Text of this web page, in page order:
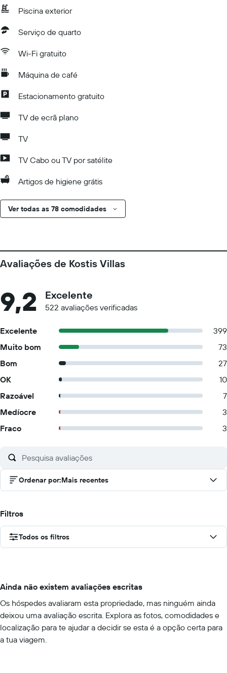
Piscina exterior
Serviço de quarto
Wi-Fi gratuito
Máquina de café
Estacionamento gratuito
TV de ecrã plano
TV
TV Cabo ou TV por satélite
Artigos de higiene grátis
Ver todas as 78 comodidades
Avaliações de Kostis Villas
9,2 Excelente
522 avaliações verificadas
Excelente
399
Muito bom
73
Bom
27
OK
10
Razoável
7
Medíocre
3
Fraco
3
Ordenar por:Mais recentes
Filtros
Todos os filtros
Ainda não existem avaliações escritas
Os hóspedes avaliaram esta propriedade, mas ninguém ainda
deixou uma avaliação escrita. Explora as fotos, comodidades e
localização para te ajudar a decidir se esta é a opção certa para
a tua viagem.